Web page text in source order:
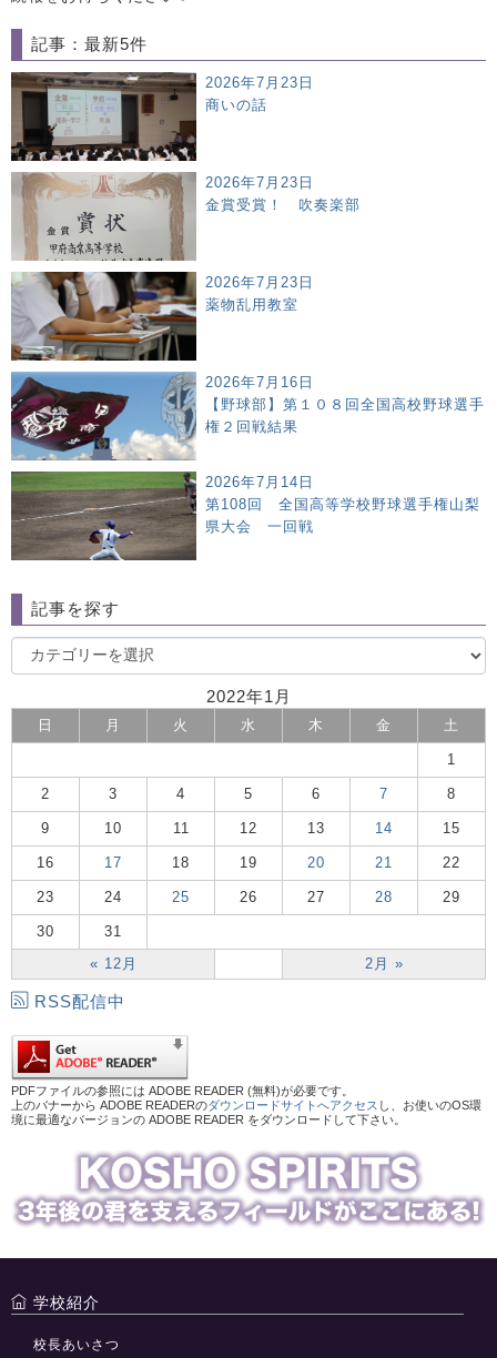
記事：最新5件
2026年7月23日
商いの話
2026年7月23日
金賞受賞！ 吹奏楽部
2026年7月23日
薬物乱用教室
2026年7月16日
【野球部】第１０８回全国高校野球選手
権２回戦結果
2026年7月14日
第108回 全国高等学校野球選手権山梨
県大会 一回戦
記事を探す
2022年1月
日 月 火 水 木 金 土
« 12月 2月 »
1
2 3 4 5 6 7 8
9 10 11 12 13 14 15
16 17 18 19 20 21 22
23 24 25 26 27 28 29
30 31
RSS配信中
PDFファイルの参照には ADOBE READER (無料)が必要です。
上のバナーから ADOBE READERのダウンロードサイトへアクセス し、お使いのOS環
境に最適なバージョンの ADOBE READER をダウンロードして下さい。
学校紹介
校長あいさつ